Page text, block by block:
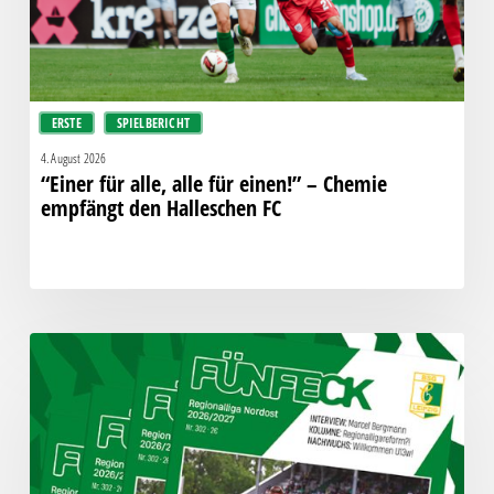
ERSTE SPIELBERICHT
Chemie
empfängt
den
Halleschen
FC
4. August 2026
“Einer für alle, alle für einen!” – Chemie
empfängt den Halleschen FC
Fünfeck
Nr.
zum
Spiel
gegen